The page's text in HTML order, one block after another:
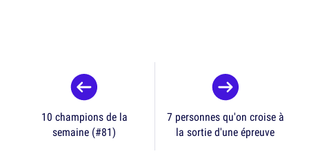
10 champions de la
semaine (#81)
7 personnes qu'on croise à
la sortie d'une épreuve